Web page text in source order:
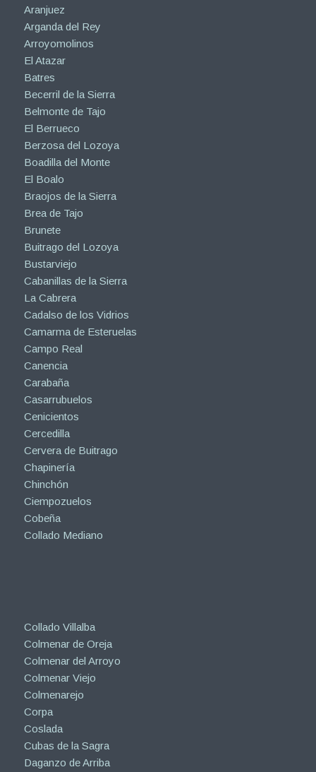
Aranjuez
Arganda del Rey
Arroyomolinos
El Atazar
Batres
Becerril de la Sierra
Belmonte de Tajo
El Berrueco
Berzosa del Lozoya
Boadilla del Monte
El Boalo
Braojos de la Sierra
Brea de Tajo
Brunete
Buitrago del Lozoya
Bustarviejo
Cabanillas de la Sierra
La Cabrera
Cadalso de los Vidrios
Camarma de Esteruelas
Campo Real
Canencia
Carabaña
Casarrubuelos
Cenicientos
Cercedilla
Cervera de Buitrago
Chapinería
Chinchón
Ciempozuelos
Cobeña
Collado Mediano
Collado Villalba
Colmenar de Oreja
Colmenar del Arroyo
Colmenar Viejo
Colmenarejo
Corpa
Coslada
Cubas de la Sagra
Daganzo de Arriba